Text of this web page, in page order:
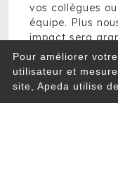
vos collègues
équipe. Plus
impact sera
Une fois inscrit,
informations
parrains prêts à
Pour améliorer
utilisateur et
site, Apeda utilise